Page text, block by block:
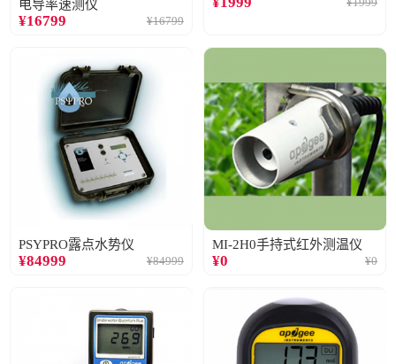
电导率速测仪
¥16799 ¥16799
PSYPRO露点水势仪
¥84999 ¥84999
MI-2H0手持式红外测温仪
¥0 ¥0